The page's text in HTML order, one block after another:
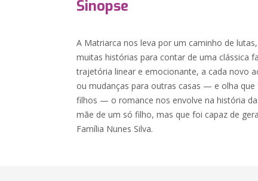
Sinopse
A Matriarca nos leva por um caminho de
muitas histórias para contar de uma clássica
trajetória linear e emocionante, a cada novo
ou mudanças para outras casas — e olha
filhos — o romance nos envolve na história
mãe de um só filho, mas que foi capaz de
Família Nunes Silva.